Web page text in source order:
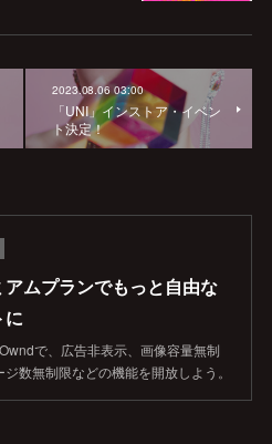
2023.08.06 03:00
「UNI」インストア・イベン
ト決定！
アムプランでもっと自由な
に
で、広告非表示、画像容量無制
数無制限などの機能を開放しよう。